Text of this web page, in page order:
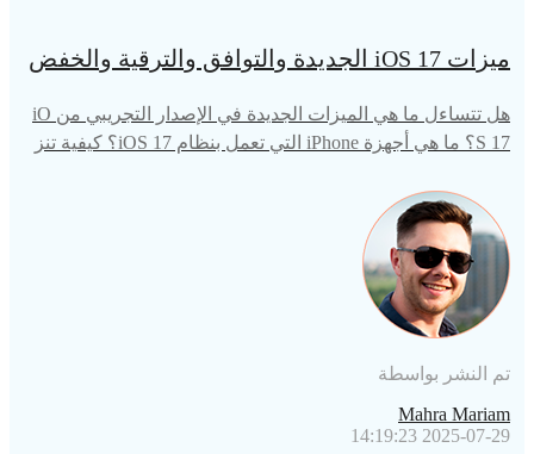
ميزات iOS 17 الجديدة والتوافق والترقية والخفض
هل تتساءل ما هي الميزات الجديدة في الإصدار التجريبي من iO
S 17؟ ما هي أجهزة iPhone التي تعمل بنظام iOS 17؟ كيفية تنز
تم النشر بواسطة
Mahra Mariam
2025-07-29 14:19:23